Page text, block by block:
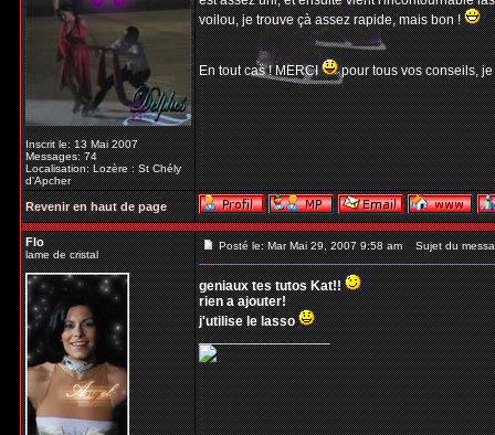
Inscrit le: 13 Mai 2007
Messages: 74
Localisation: Lozère : St Chély
d'Apcher
voilou, je trouve çà assez rapide, mais bon !
En tout cas ! MERCI pour tous vos conseils,
Revenir en haut de page
Flo
lame de cristal
Posté le: Mar Mai 29, 2007 9:58 am Sujet du
geniaux tes tutos Kat!!
rien a ajouter!
j'utilise le lasso
_________________